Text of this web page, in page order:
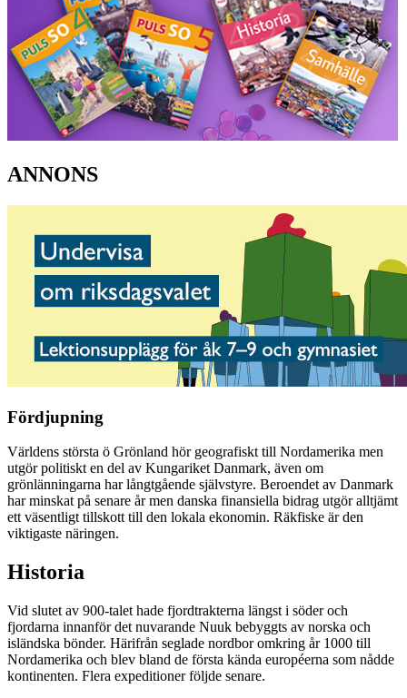
ANNONS
Fördjupning
Världens största ö Grönland hör geografiskt till Nordamerika men
utgör politiskt en del av Kungariket Danmark, även om
grönlänningarna har långtgående självstyre. Beroendet av Danmark
har minskat på senare år men danska finansiella bidrag utgör alltjämt
ett väsentligt tillskott till den lokala ekonomin. Räkfiske är den
viktigaste näringen.
Historia
Vid slutet av 900-talet hade fjordtrakterna längst i söder och
fjordarna innanför det nuvarande Nuuk bebyggts av norska och
isländska bönder. Härifrån seglade nordbor omkring år 1000 till
Nordamerika och blev bland de första kända européerna som nådde
kontinenten. Flera expeditioner följde senare.